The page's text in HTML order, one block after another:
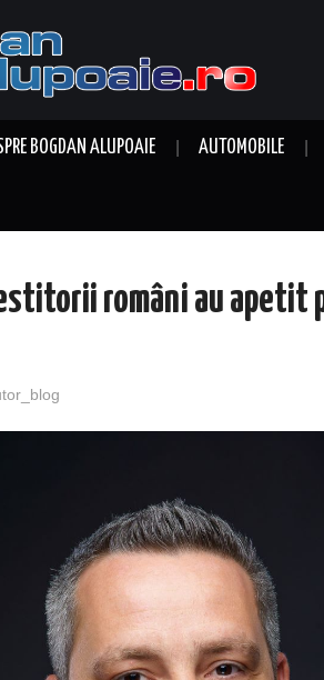
BOGDAN ALUPOAIE AUTOMOBILE
români au apetit